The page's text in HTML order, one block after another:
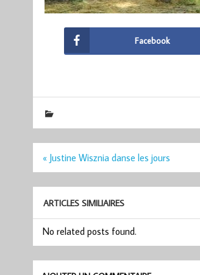
Facebook
Navigation
de
« Justine Wisznia danse les jours
ARTICLES SIMILIAIRES
No related posts found.